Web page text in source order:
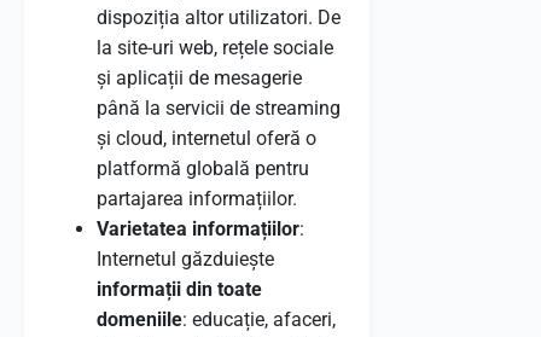
dispoziția altor utilizatori. De
la site-uri web, rețele sociale
și aplicații de mesagerie
până la servicii de streaming
și cloud, internetul oferă o
platformă globală pentru
partajarea informațiilor.
Varietatea informațiilor:
Internetul găzduiește
informații din toate
domeniile: educație, afaceri,